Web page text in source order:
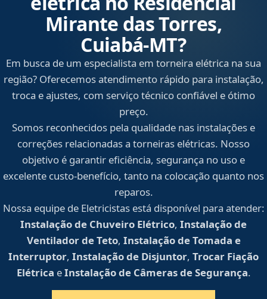
Mirante das Torres,
Cuiabá‑MT?
Em busca de um especialista em torneira elétrica na sua
região? Oferecemos atendimento rápido para instalação,
troca e ajustes, com serviço técnico confiável e ótimo
preço.
Somos reconhecidos pela qualidade nas instalações e
correções relacionadas a torneiras elétricas. Nosso
objetivo é garantir eficiência, segurança no uso e
excelente custo-benefício, tanto na colocação quanto nos
reparos.
Nossa equipe de Eletricistas está disponível para atender:
Instalação de Chuveiro Elétrico, Instalação de
Ventilador de Teto, Instalação de Tomada e
Interruptor, Instalação de Disjuntor, Trocar Fiação
Elétrica eInstalação de Câmeras de Segurança.